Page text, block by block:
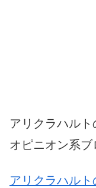
アリクラハルト
オピニオン系ブ
アリクラハル